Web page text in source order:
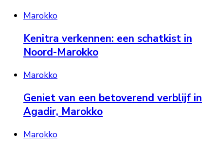
Marokko
Kenitra verkennen: een schatkist in
Noord-Marokko
Marokko
Geniet van een betoverend verblijf in
Agadir, Marokko
Marokko